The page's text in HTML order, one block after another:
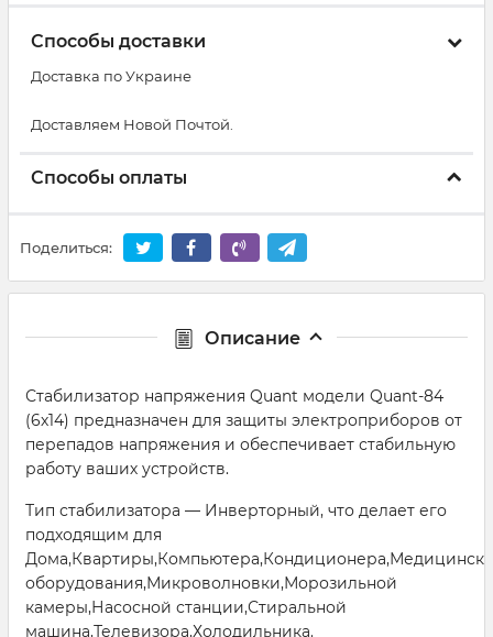
Способы доставки
Доставка по Украине
Доставляем Новой Почтой.
Способы оплаты
Поделиться:
Описание
Стабилизатор напряжения Quant модели Quant-84
(6х14) предназначен для защиты электроприборов от
перепадов напряжения и обеспечивает стабильную
работу ваших устройств.
Тип стабилизатора — Инверторный, что делает его
подходящим для
оборудования,Микроволновки,Морозильной
камеры,Насосной станции,Стиральной
машина,Телевизора,Холодильника.